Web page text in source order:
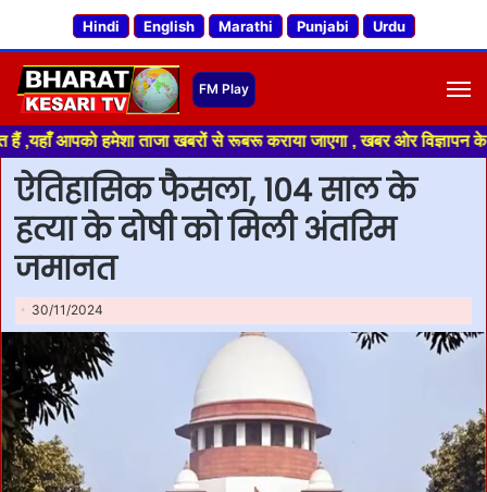
Hindi English Marathi Punjabi Urdu
हमेशा ताजा खबरों से रूबरू कराया जाएगा , खबर ओर विज्ञापन के लिए
ऐतिहासिक फैसला, 104 साल के
हत्या के दोषी को मिली अंतरिम
जमानत
30/11/2024